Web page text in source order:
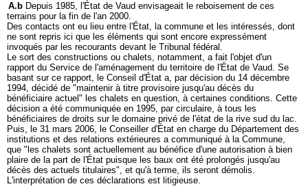
A.b Depuis 1985, l'État de Vaud envisageait le reboisement de ces
terrains pour la fin de l'an 2000.
Des contacts ont eu lieu entre l'État, la commune et les intéressés, dont
ne sont repris ici que les éléments qui sont encore expressément
invoqués par les recourants devant le Tribunal fédéral.
Le sort des constructions ou chalets, notamment, a fait l'objet d'un
rapport du Service de l'aménagement du territoire de l'État de Vaud. Se
basant sur ce rapport, le Conseil d'État a, par décision du 14 décembre
1994, décidé de "maintenir à titre provisoire jusqu'au décès du
bénéficiaire actuel" les chalets en question, à certaines conditions. Cette
décision a été communiquée en 1995, par circulaire, à tous les
bénéficiaires de droits sur le domaine privé de l'état de la rive sud du lac.
Puis, le 31 mars 2006, le Conseiller d'État en charge du Département des
institutions et des relations extérieures a communiqué à la Commune,
que "les chalets sont actuellement au bénéfice d'une autorisation à bien
plaire de la part de l'État puisque les baux ont été prolongés jusqu'au
décès des actuels titulaires", et qu'à terme, ils seront démolis.
L'interprétation de ces déclarations est litigieuse.